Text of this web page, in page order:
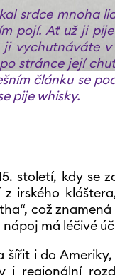
srdce mnoha
pojí. Ať už ji
ji vychutnáváte
stránce její
článku se
pije whisky.
století, kdy se
irského
což
má léčivé
šířit i do
i regionální